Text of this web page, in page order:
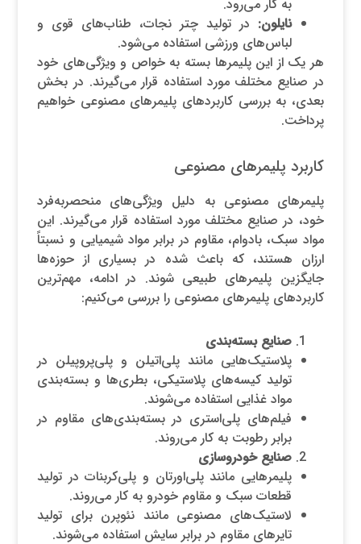
به کار می‌رود.
نایلون:در تولید چتر نجات، طناب‌های قوی و
لباس‌های ورزشی استفاده می‌شود.
هر یک از این پلیمرها بسته به خواص و ویژگی‌های خود
در صنایع مختلف مورد استفاده قرار می‌گیرند. در بخش
بعدی، به بررسی کاربردهای پلیمرهای مصنوعی خواهیم
پرداخت.
کاربرد پلیمرهای مصنوعی
پلیمرهای مصنوعی به دلیل ویژگی‌های منحصر‌به‌فرد
خود، در صنایع مختلف مورد استفاده قرار می‌گیرند. این
مواد سبک، بادوام، مقاوم در برابر مواد شیمیایی و نسبتاً
ارزان هستند، که باعث شده در بسیاری از حوزه‌ها
جایگزین پلیمرهای طبیعی شوند. در ادامه، مهم‌ترین
کاربردهای پلیمرهای مصنوعی را بررسی می‌کنیم:
صنایع بسته‌بندی
پلاستیک‌هایی مانند پلی‌اتیلن و پلی‌پروپیلن در
تولید کیسه‌های پلاستیکی، بطری‌ها و بسته‌بندی
مواد غذایی استفاده می‌شوند.
فیلم‌های پلی‌استری در بسته‌بندی‌های مقاوم در
برابر رطوبت به کار می‌روند.
صنایع خودروسازی
پلیمرهایی مانند پلی‌اورتان و پلی‌کربنات در تولید
قطعات سبک و مقاوم خودرو به کار می‌روند.
لاستیک‌های مصنوعی مانند نئوپرن برای تولید
تایرهای مقاوم در برابر سایش استفاده می‌شوند.